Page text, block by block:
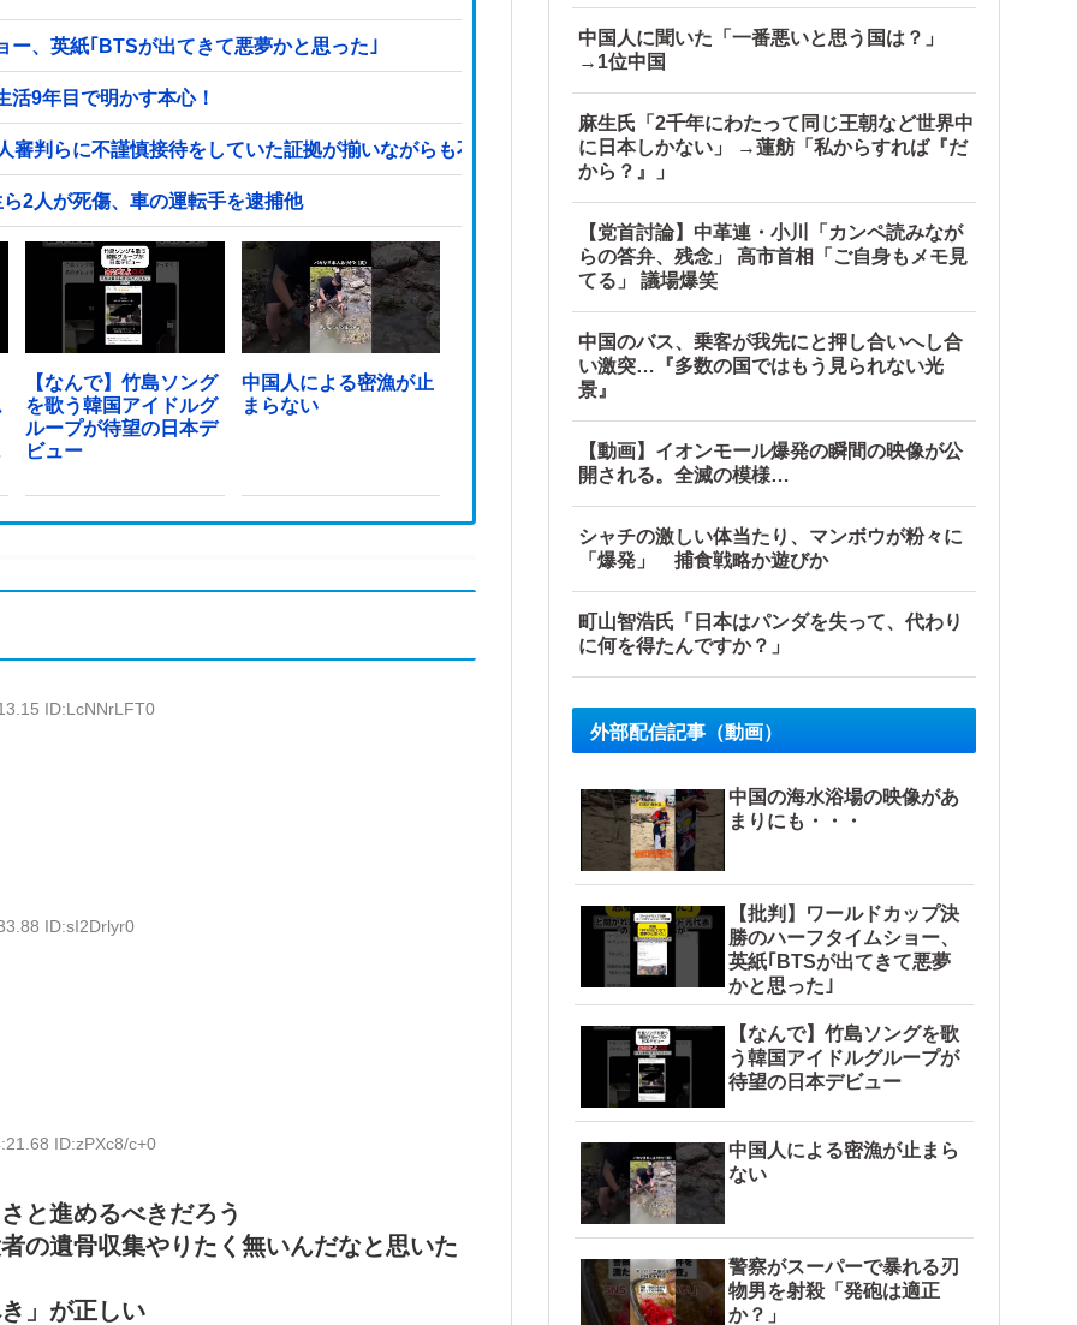
、英紙｢BTSが出てきて悪夢かと思った｣
9年目で明かす本心！
審判らに不謹慎接待をしていた証拠が揃いながらも不起訴処分に成っていた事が明らかに‥」
2人が死傷、車の運転手を逮捕他
【なんで】竹島ソング
を歌う韓国アイドルグ
ループが待望の日本デ
ビュー
中国人による密漁が止
まらない
ID:LcNNrLFT0
ID:sI2Drlyr0
ID:zPXc8/c+0
と進めるべきだろう
の遺骨収集やりたく無いんだなと思いた
」が正しい
中国人に聞いた「一番悪いと思う国は？」
→1位中国
麻生氏「2千年にわたって同じ王朝など世界中
に日本しかない」 →蓮舫「私からすれば『だ
から？』」
【党首討論】中革連・小川「カンペ読みなが
らの答弁、残念」 高市首相「ご自身もメモ見
てる」 議場爆笑
中国のバス、乗客が我先にと押し合いへし合
い激突…『多数の国ではもう見られない光
景』
【動画】イオンモール爆発の瞬間の映像が公
開される。全滅の模様…
シャチの激しい体当たり、マンボウが粉々に
「爆発」 捕食戦略か遊びか
町山智浩氏「日本はパンダを失って、代わり
に何を得たんですか？」
外部配信記事（動画）
中国の海水浴場の映像があ
まりにも・・・
【批判】ワールドカップ決
勝のハーフタイムショー、
英紙｢BTSが出てきて悪夢
かと思った｣
【なんで】竹島ソングを歌
う韓国アイドルグループが
待望の日本デビュー
中国人による密漁が止まら
ない
警察がスーパーで暴れる刃
物男を射殺「発砲は適正
か？」